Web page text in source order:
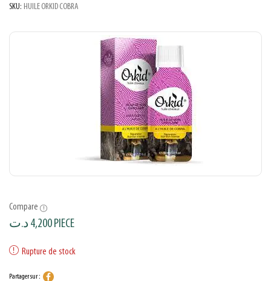
SKU: HUILE ORKID COBRA
Compare
4,200د.ت PIECE
Rupture de stock
Partager sur :